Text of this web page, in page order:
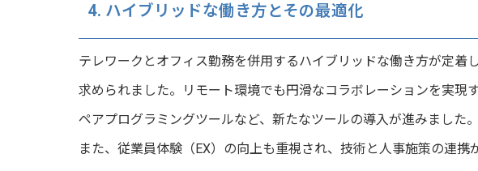
4. ハイブリッドな働き方とその最適化
テレワークとオフィス勤務を併用するハイブリッドな働き方が定着
求められました。リモート環境でも円滑なコラボレーションを実現
ペアプログラミングツールなど、新たなツールの導入が進みました。
また、従業員体験（EX）の向上も重視され、技術と人事施策の連携